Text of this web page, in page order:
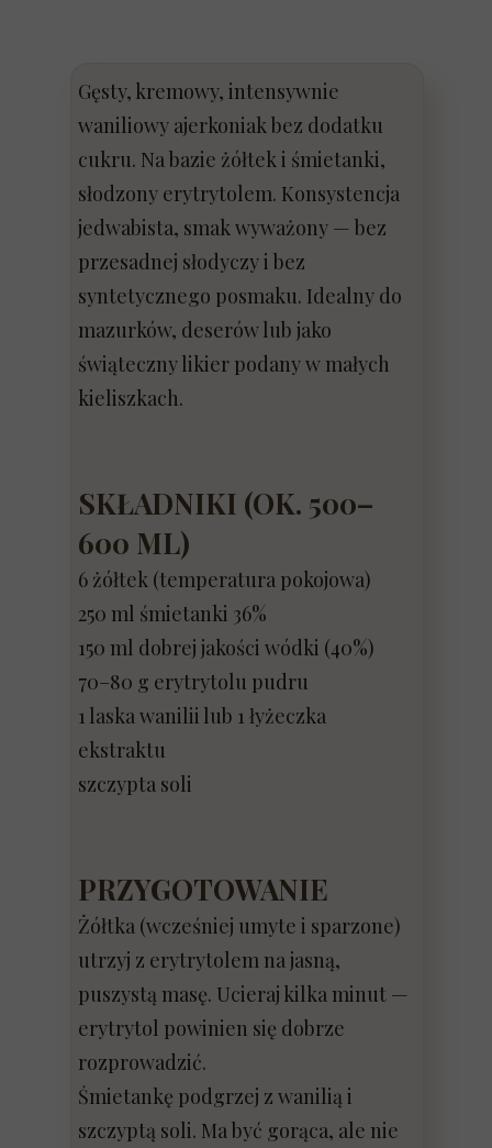
Gęsty, kremowy, intensywnie
waniliowy ajerkoniak bez dodatku
cukru. Na bazie żółtek i śmietanki,
słodzony erytrytolem. Konsystencja
jedwabista, smak wyważony — bez
przesadnej słodyczy i bez
syntetycznego posmaku. Idealny do
mazurków, deserów lub jako
świąteczny likier podany w małych
kieliszkach.
SKŁADNIKI (OK. 500–
600 ML)
6 żółtek (temperatura pokojowa)
250 ml śmietanki 36%
150 ml dobrej jakości wódki (40%)
70–80 g erytrytolu pudru
1 laska wanilii lub 1 łyżeczka
ekstraktu
szczypta soli
PRZYGOTOWANIE
Żółtka (wcześniej umyte i sparzone)
utrzyj z erytrytolem na jasną,
puszystą masę. Ucieraj kilka minut —
erytrytol powinien się dobrze
rozprowadzić.
Śmietankę podgrzej z wanilią i
szczyptą soli. Ma być gorąca, ale nie